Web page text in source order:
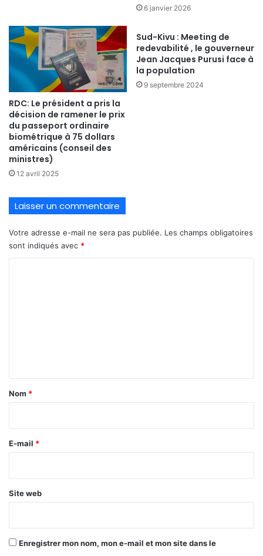
6 janvier 2026
RDC: Le président a pris la
décision de ramener le prix
du passeport ordinaire
biométrique à 75 dollars
américains (conseil des
ministres)
12 avril 2025
Sud-Kivu : Meeting de
redevabilité , le gouverneur
Jean Jacques Purusi face à
la population
9 septembre 2024
Laisser un commentaire
Votre adresse e-mail ne sera pas publiée. Les champs obligatoires
sont indiqués avec *
a
e
Nom *
E-mail *
Site web
Enregistrer mon nom, mon e-mail et mon site dans le